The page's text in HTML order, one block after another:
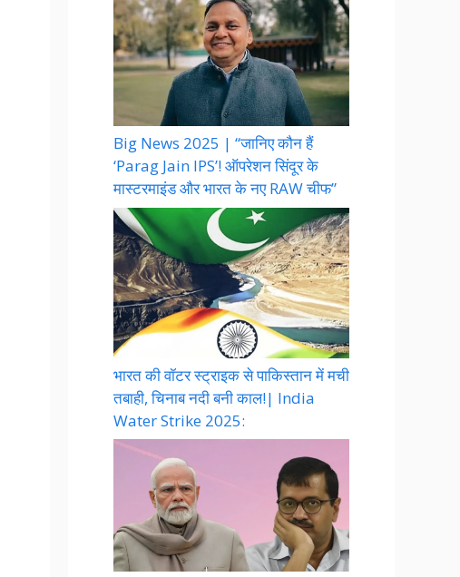
Big News 2025 | “जानिए कौन हैं
‘Parag Jain IPS’! ऑपरेशन सिंदूर के
मास्टरमाइंड और भारत के नए RAW चीफ”
भारत की वॉटर स्ट्राइक से पाकिस्तान में मची
तबाही, चिनाब नदी बनी काल!| India
Water Strike 2025: